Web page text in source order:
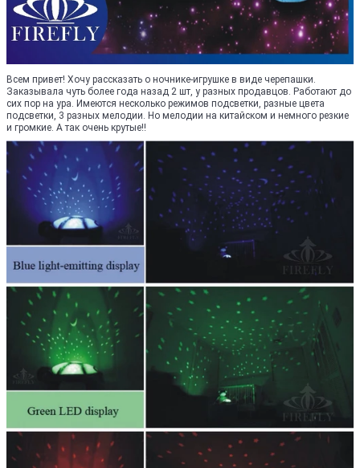
Всем привет! Хочу рассказать о ночнике-игрушке в виде черепашки.
Заказывала чуть более года назад 2 шт, у разных продавцов. Работают до
сих пор на ура. Имеются несколько режимов подсветки, разные цвета
подсветки, 3 разных мелодии. Но мелодии на китайском и немного резкие
и громкие. А так очень крутые!!